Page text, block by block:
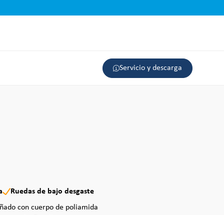
Servicio y descarga
Ruedas de bajo desgaste
con cuerpo de poliamida